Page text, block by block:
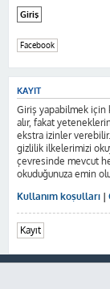
Facebook
KAYIT
Giriş yapabilmek için
alır, fakat
ekstra izinler verebilir.
gizlilik ilkelerimizi
çevresinde mevcut
okuduğunuza emin
Kullanım koşulları |
Kayıt